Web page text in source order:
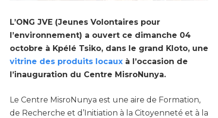
L’ONG JVE (Jeunes Volontaires pour
l’environnement) a ouvert ce dimanche 04
octobre à Kpélé Tsiko, dans le grand Kloto, une
vitrine des produits locaux à l’occasion de
l’inauguration du Centre MisroNunya.
Le Centre MisroNunya est une aire de Formation,
de Recherche et d’Initiation à la Citoyenneté et à la